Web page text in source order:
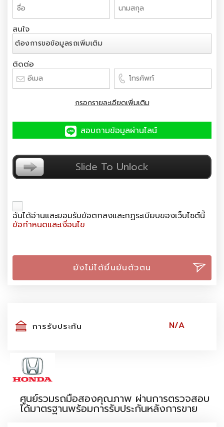
สนใจ
ติดต่อ
กรอกรายละเอียดเพิ่มเติม
สอบถามข้อมูลผ่านไลน์
ยืนยันตัวตน Slide To Unlock
ฉันได้อ่านและยอมรับข้อตกลงและกฏระเบียบของเว็บไซต์นี้
ข้อกำหนดและเงื่อนไข
ยังไม่ได้ยื่นยันตัวตน
การรับประกัน N/A
ศูนย์รวมรถมือสองคุณภาพ ผ่านการตรวจสอบ
ได้มาตรฐานพร้อมการรับประกันหลังการขาย